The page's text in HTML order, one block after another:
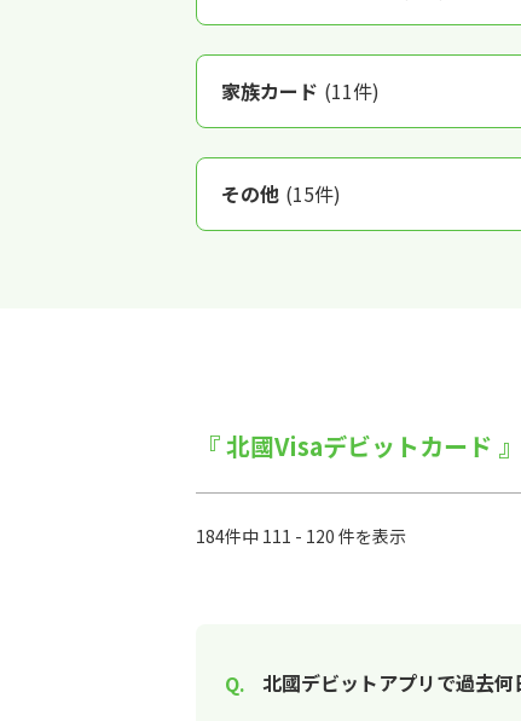
家族カード (11件)
その他 (15件)
『 北國Visaデビットカード
184件中 111 - 120 件を表示
北國デビットアプリで過去